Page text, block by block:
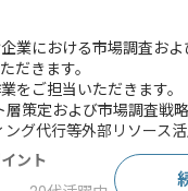
企業における市場調査お
だきます。
をご担当いただきます。
策定および市場調査戦
グ代行等外部リソース
ント